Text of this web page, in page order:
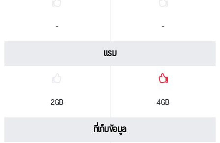
- -
แรม
2GB 4GB
ที่เก็บข้อมูล